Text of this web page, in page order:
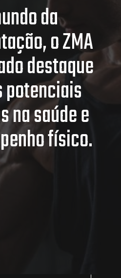
da
o ZMA
destaque
potenciais
na saúde e
físico.